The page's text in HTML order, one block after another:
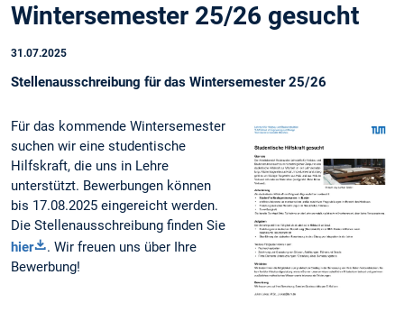
Wintersemester 25/26 gesucht
31.07.2025
Stellenausschreibung für das Wintersemester 25/26
Für das kommende Wintersemester
suchen wir eine studentische
Hilfskraft, die uns in Lehre
unterstützt. Bewerbungen können
bis 17.08.2025 eingereicht werden.
Die Stellenausschreibung finden Sie
hier
. Wir freuen uns über Ihre
Bewerbung!